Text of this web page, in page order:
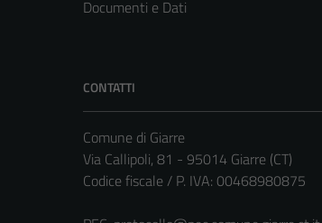
Documenti e Dati
CONTATTI
Comune di Giarre
Via Callipoli, 81 - 95014 Giarre (CT)
Codice fiscale / P. IVA: 00468980875